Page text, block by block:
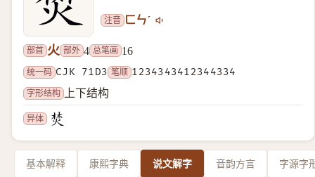
注音 ㄈㄣˊ
部首 火 部外 4 总笔画 16
统一码 CJK 71D3 笔顺 1234343412344334
字形结构
上下结构
异体
基本解释 康熙字典 说文解字 音韵方言 字源字